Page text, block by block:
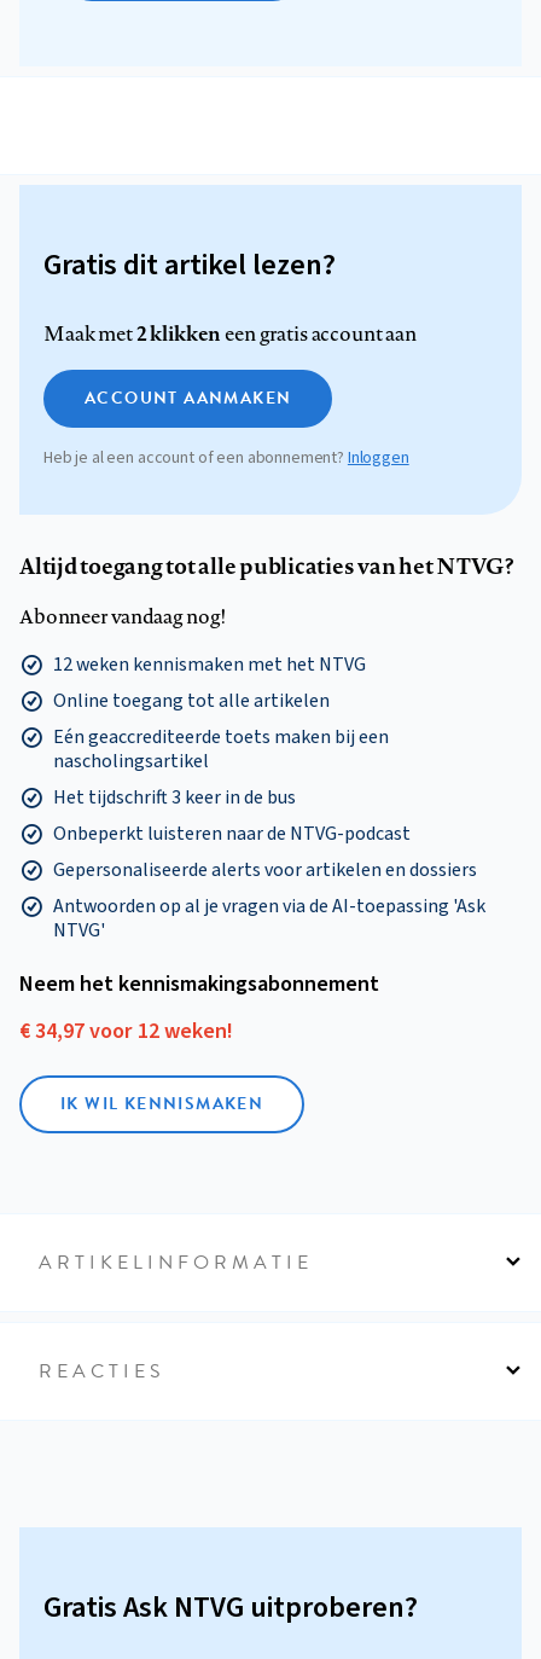
Gratis dit artikel lezen?
Maak met2 klikkeneen gratis account aan
ACCOUNT AANMAKEN
Heb je al een account of een abonnement? Inloggen
Altijd toegang tot alle publicaties van het NTVG?
Abonneer vandaag nog!
12 weken kennismaken met het NTVG
Online toegang tot alle artikelen
Eén geaccrediteerde toets maken bij een
nascholingsartikel
Het tijdschrift 3 keer in de bus
Onbeperkt luisteren naar de NTVG-podcast
Gepersonaliseerde alerts voor artikelen en dossiers
Antwoorden op al je vragen via de AI-toepassing 'Ask
NTVG'
Neem het kennismakings­abonnement
€ 34,97 voor 12 weken!
IK WIL KENNISMAKEN
ARTIKELINFORMATIE
REACTIES
Gratis Ask NTVG uitproberen?